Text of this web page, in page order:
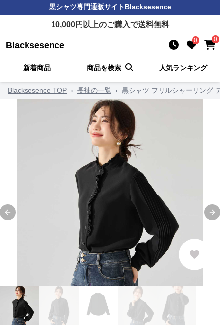
黒シャツ専門通販サイトBlacksesence
10,000円以上のご購入で送料無料
Blacksesence 0 0
新着商品 商品を検索 人気ランキング
Blacksesence TOP › 長袖の一覧 › 黒シャツ フリルシャーリング
Previous slide